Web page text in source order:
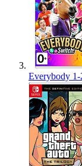
Everybody